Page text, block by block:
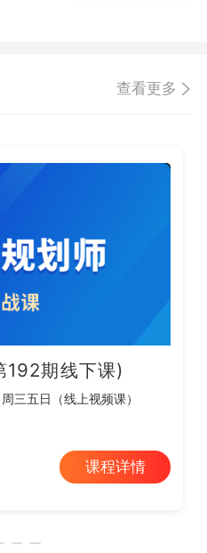
查看更多
192期线下课)
三五日（线上视频课）
课程详情